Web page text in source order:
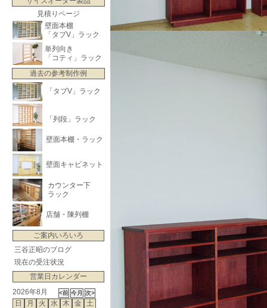
見積りページ
壁面本棚
「タブV」ラック
単列向き
「コティ」ラック
過去の参考制作例
「タブV」ラック
「列段」ラック
壁面本棚・ラック
壁面キャビネット
カウンター下
ラック
店舗・陳列棚
ご案内いろいろ
三谷正昭のブログ
現在の受注状況
営業日カレンダー
2026年8月
日
月 火 水 木 金
土